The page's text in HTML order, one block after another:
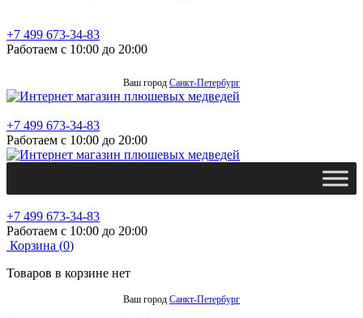
+7 499 673-34-83
Работаем с 10:00 до 20:00
Ваш город Санкт-Петербург
+7 499 673-34-83
Работаем с 10:00 до 20:00
+7 499 673-34-83
Работаем с 10:00 до 20:00
Корзина (0)
Товаров в корзине нет
Ваш город Санкт-Петербург